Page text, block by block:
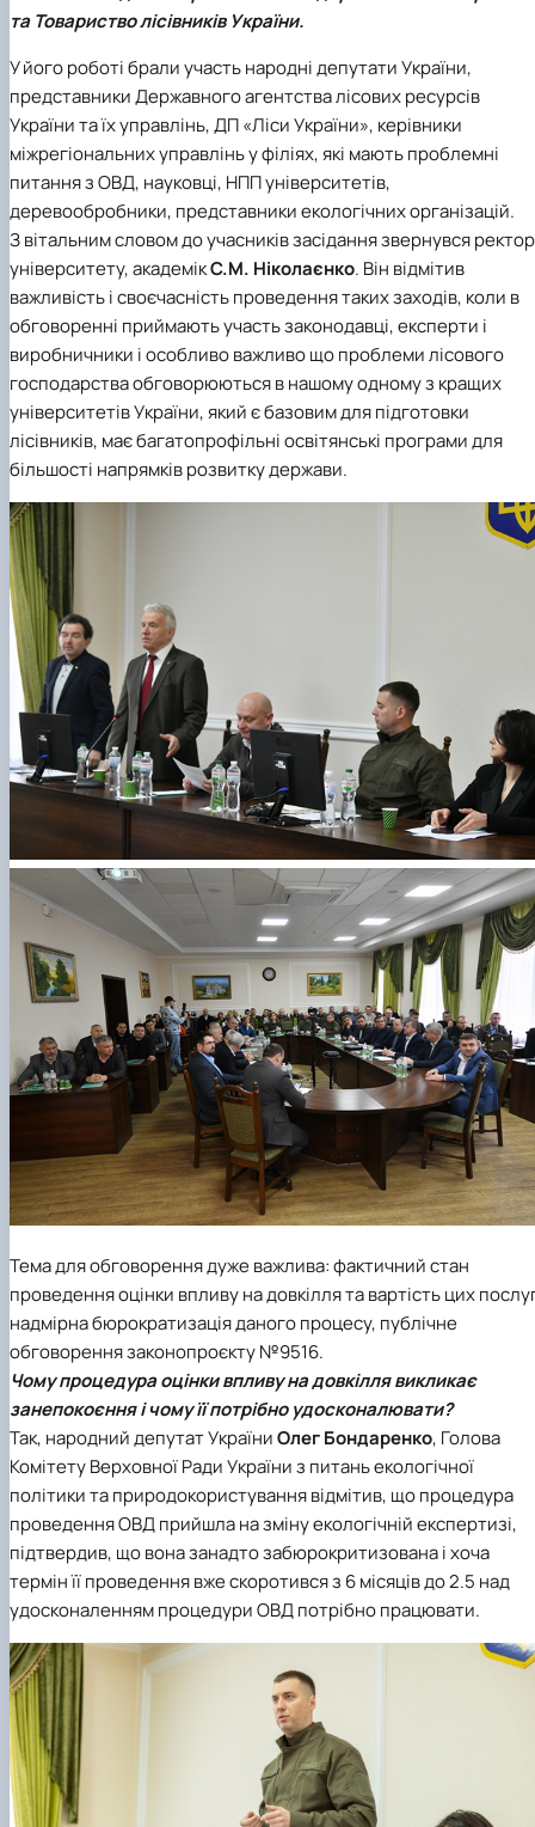
БОРИСЕНКО Володимир Валерійович
(29.07.1981 - 02.02.2024 р.), випускник 2002
ГОЛУБ Артур Володимирович (13.04.1994 -
12.09.2021 р.), випускник 2020 року.
ГОРЕЦЬКИЙ Олег Петрович (22.11.1974 -
18.06.2022 р.), випускник 1999 року.
ГОРОБЕНКО Олександр Миколайович
(13.09.1986 - 11.11.2024 р.), випускник 2023 ро…
ДАНИЛЕНКО Андрій Миколайович
- 24.08.2024 р.), випускник 2016 року.
ДОСЯК Дмитро Дмитрович (14.05.1981 -
22.12.2023 р.), випускник 2004 року.
ДРУЗЬ Валерій Іванович (02.10.1980 -
05.09.2023 р.), випускник 2003 року.
ДУБИНА Сергій Анатолійович (24.04.1983 -
31.07.2023 р.), випускник 2005 року.
ЗАЛОЗНИЙ Вʼячеслав Анатолійович
(11.06.1984 - 24.09.2024 р.), випускник 2006
КОВАЛЬСЬКИЙ Павло Васильович
17.09.2023 р.), випускник 2019 року, спі…
ЛЕВЧЕНКО Валентин Віталійович
19.07.2022 р.), студент 1-го курсу …
ЛІЧНИЙ Юрій Русланович (06.05.1996 -
15.12.2024 р.), випускник 2019 року.
МИКУЛІЧ Богдан Олексійович (07.08.1991
-12.07.2023 р.), випускник 2013 року.
МИРОНЕНКО Михайло Вікторович
- 24.05.2024 р.), випускник 1999 року.
МУЗИЧЕНКО Костянтин Вікторович
(18.02.1993 – 13.02.2023 р.), випускник 2021
ОБЛОМЕЙ Семен Олександрович
- 21.06.2022 р.), студент 3-го курсу 20…
ПАЛІЄНКО Максим Володимирович
- 24.08.2022 р.), випускник 2011 року.
ПЕТРИЧЕНКО Віктор Михайлович
17.05.2022 р.), випускник 2011 року.
СЕРГА Петро Грирорович (18.06.1999 -
17.04.2024 р.), студент 2-го курсу 2024 рі…
СОЛОВЙОВ Сергій Олександрович
(08.06.1983 - 27.09.2022 р.), випускник 2017
року.
СОРОКА Олександр Григорович
СТЕПАНОВ Віталій Анатолійович
- 20.05.2022 р.), випускник 1999 року.
ТЕРЕЩЕНКО Ростислав Віталійович
- 28.12.2023 р.), студент 2 курсу з…
ТУШАКОВСЬКИЙ Борис Олександрович
(02.05.1981 - 02.02.2025 р.), випускник 2003 р…
ШЕВЧЕНКО Володимир В’ячеславович
(30.06.1965 - 03.2022 р.), випускник 1992 року.
ШИНКАРЬОВ Олексій Сергійович
- 25.08.2023 р.), випускник 2016 року.
ЯРЕМА Микола Юрійович (13.12.1973 -
18.12.2022 р.), випускник 1996 року.
та Товариство лісівників України.
У його роботі брали участь народні депутати України,
представники Державного агентства лісових ресурсів
України та їх управлінь, ДП «Ліси України», керівники
міжрегіональних управлінь у філіях, які мають проблемні
питання з ОВД, науковці, НПП університетів,
деревообробники, представники екологічних організацій.
З вітальним словом до учасників засідання звернувся ректор
університету, академікС.М. Ніколаєнко. Він відмітив
важливість і своєчасність проведення таких заходів, коли в
обговоренні приймають участь законодавці, експерти і
виробничники і особливо важливо що проблеми лісового
господарства обговорюються в нашому одному з кращих
університетів України, який є базовим для підготовки
лісівників, має багатопрофільні освітянські програми для
більшості напрямків розвитку держави.
Тема для обговорення дуже важлива: фактичний стан
проведення оцінки впливу на довкілля та вартість цих
надмірна бюрократизація даного процесу, публічне
обговорення законопроєкту №9516.
Чому процедура оцінки впливу на довкілля викликає
занепокоєння і чому її потрібно удосконалювати?
Так, народний депутат УкраїниОлег Бондаренко, Голова
Комітету Верховної Ради України з питань екологічної
політики та природокористуваннявідмітив, що процедура
проведення ОВД прийшла на зміну екологічній експертизі,
підтвердив, що вона занадто забюрокритизована і хоча
термін її проведення вже скоротився з 6 місяців до 2.5 над
удосконаленням процедури ОВД потрібно працювати.